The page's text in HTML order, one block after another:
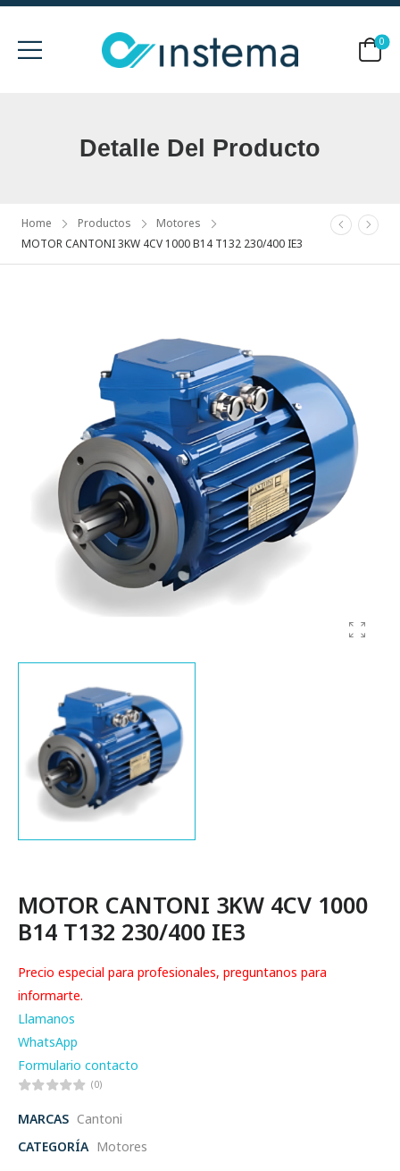
0
Detalle Del Producto
Home Productos
Motores
MOTOR CANTONI 3KW 4CV 1000 B14 T132 230/400 IE3
MOTOR CANTONI 3KW 4CV 1000
B14 T132 230/400 IE3
Precio especial para profesionales, preguntanos para
informarte.
Llamanos
WhatsApp
Formulario contacto
(0)
MARCAS Cantoni
CATEGORÍA Motores